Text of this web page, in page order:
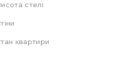
Висота стелі
Стіни
Стан квартири